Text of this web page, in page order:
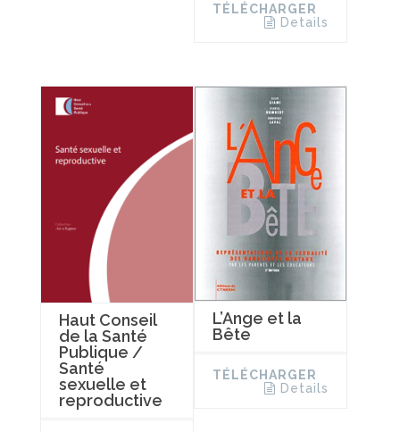
TÉLÉCHARGER
Details
Haut Conseil
de la Santé
Publique /
Santé
sexuelle et
reproductive
L’Ange et la
Bête
TÉLÉCHARGER
Details